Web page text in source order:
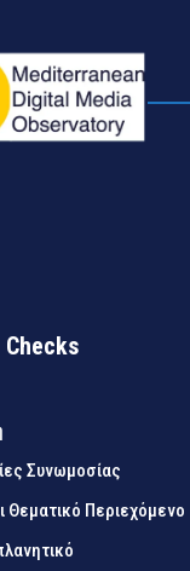
Συνωμοσίας
Θεματικό Περιεχόμενο